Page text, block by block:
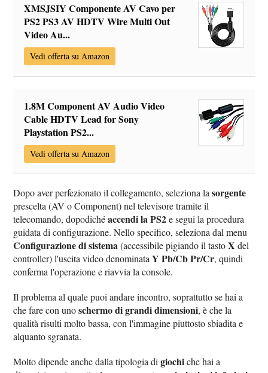
XMSJSIY Componente AV Cavo per
PS2 PS3 AV HDTV Wire Multi Out
Video Au...
Vedi offerta su Amazon
1.8M Component AV Audio Video
Cable HDTV Lead for Sony
Playstation PS2...
Vedi offerta su Amazon
Dopo aver perfezionato il collegamento, seleziona lasorgente
prescelta (AV o Component) nel televisore tramite il
telecomando, dopodichéaccendi la PS2e segui la procedura
guidata di configurazione. Nello specifico, seleziona dal menu
Configurazione di sistema(accessibile pigiando il tastoX del
controller) l'uscita video denominataY Pb/Cb Pr/Cr, quindi
conferma l'operazione e riavvia la console.
Il problema al quale puoi andare incontro, soprattutto se hai a
che fare con unoschermo di grandi dimensioni, è che la
qualità risulti molto bassa, con l'immagine piuttosto sbiadita e
alquanto sgranata.
Molto dipende anche dalla tipologia digiochiche hai a